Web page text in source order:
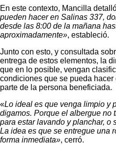
En este contexto, Mancilla
pueden hacer en Salinas 337,
desde las 8:00 de la mañana
aproximadamente», estableció.
Junto con esto, y consultada
entrega de estos elementos, la
que en lo posible, vengan
condiciones que se pueda
parte de la persona beneficiada.
«Lo ideal es que venga limpio y
digamos. Porque el albergue no
para estar lavando y planchar, o
La idea es que se entregue una
forma inmediata», cerró.